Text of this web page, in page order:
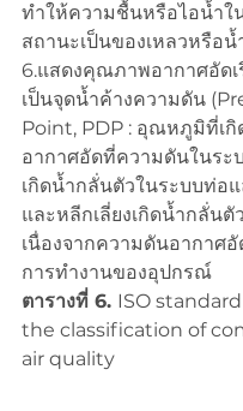
ทำให้ความชื้นหรือไอน้ำใ
สถานะเป็นของเหลวหรือน้
6.แสดงคุณภาพอากาศอัดเ
เป็นจุดน้ำค้างความดัน
Point, PDP : อุณหภูมิที่เกิ
อากาศอัดที่ความดันในระ
เกิดน้ำกลั่นตัวในระบบท่อ
และหลีกเลี่ยงเกิดน้ำกลั่น
เนื่องจากความดันอากาศ
การทำงานของอุปกรณ์
ตารางที่ 6. ISO standard
the classification of
air quality